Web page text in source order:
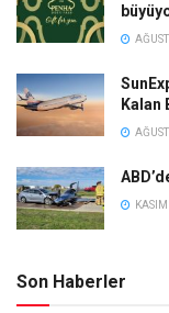
Kalan
Son Haberler